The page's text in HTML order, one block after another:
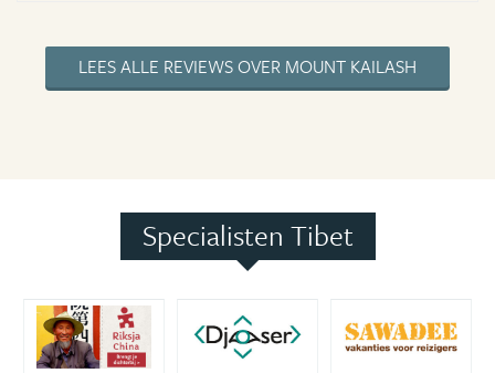
LEES ALLE REVIEWS OVER MOUNT KAILASH
Specialisten Tibet